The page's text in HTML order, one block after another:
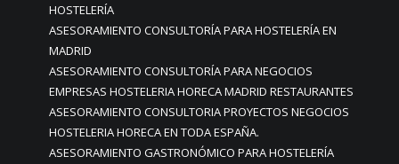
HOSTELERÍA
ASESORAMIENTO CONSULTORÍA PARA HOSTELERÍA EN
MADRID
ASESORAMIENTO CONSULTORÍA PARA NEGOCIOS
EMPRESAS HOSTELERIA HORECA MADRID RESTAURANTES
ASESORAMIENTO CONSULTORIA PROYECTOS NEGOCIOS
HOSTELERIA HORECA EN TODA ESPAÑA.
ASESORAMIENTO GASTRONÓMICO PARA HOSTELERÍA